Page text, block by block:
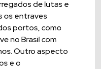
de lutas e
os entraves
portos, como
no Brasil com
Outro aspecto
e o